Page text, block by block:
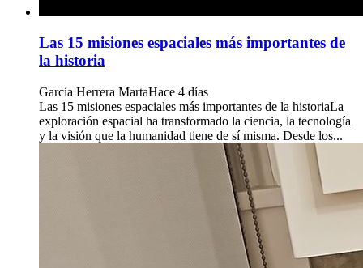
Las 15 misiones espaciales más importantes de
la historia
García Herrera MartaHace 4 días
Las 15 misiones espaciales más importantes de la historiaLa
exploración espacial ha transformado la ciencia, la tecnología
y la visión que la humanidad tiene de sí misma. Desde los...